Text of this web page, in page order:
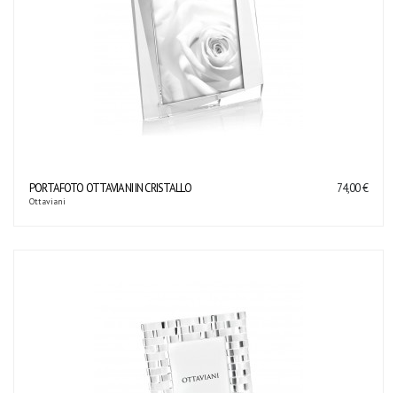
PORTAFOTO OTTAVIANI IN CRISTALLO
Ottaviani
74,00 €